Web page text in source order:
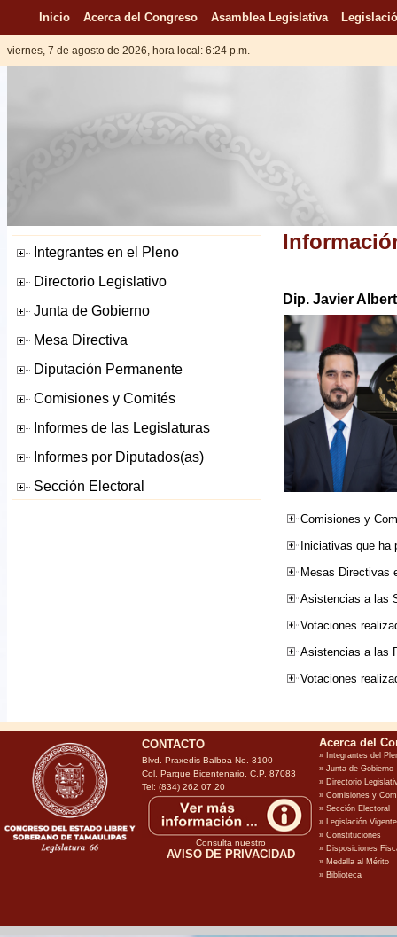
Inicio Acerca del Congreso Asamblea Legislativa
viernes, 7 de agosto de 2026, hora local: 6:24 p.m.
Dip. Javier
Comisiones y
Iniciativas que ha
Mesas Directivas
Asistencias a las
Votaciones
Asistencias a las
Votaciones
CONTACTO
Blvd. Praxedis Balboa No. 3100
Col. Parque Bicentenario, C.P. 87083
Tel: (834) 262 07 20
Consulta nuestro
AVISO DE PRIVACIDAD